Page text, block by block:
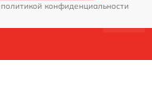
политикой конфиденциальности